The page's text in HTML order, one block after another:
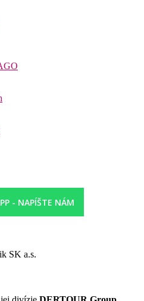
zadarmo
- NAPÍŠTE NÁM
SK a.s.